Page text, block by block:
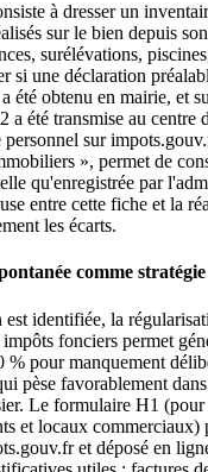
à dresser un
sur le bien depuis
surélévations,
si une déclaration
été obtenu en mairie, et
a été transmise au centre
personnel sur
», permet de
qu'enregistrée par
entre cette fiche et la
les écarts.
comme stratégie
identifiée, la
fonciers permet
% pour manquement
pèse favorablement
Le formulaire H1
et locaux commerciaux)
et déposé en